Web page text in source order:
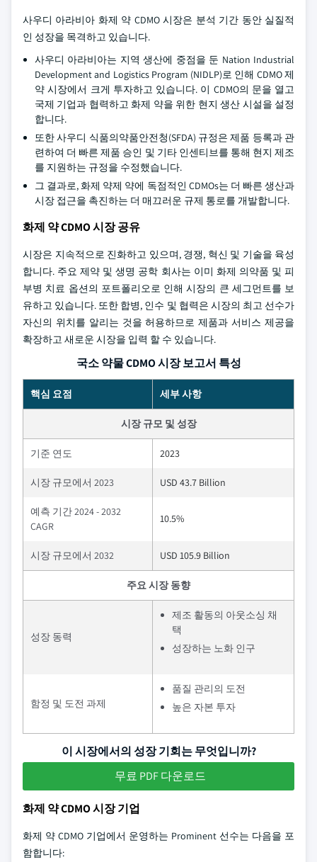
사우디 아라비아 화제 약 CDMO 시장은 분석 기간 동안 실질적
인 성장을 목격하고 있습니다.
사우디 아라비아는 지역 생산에 중점을 둔 Nation Industrial
Development and Logistics Program (NIDLP)로 인해 CDMO 제
약 시장에서 크게 투자하고 있습니다. 이 CDMO의 문을 열고
국제 기업과 협력하고 화제 약을 위한 현지 생산 시설을 설정
합니다.
또한 사우디 식품의약품안전청(SFDA) 규정은 제품 등록과 관
련하여 더 빠른 제품 승인 및 기타 인센티브를 통해 현지 제조
를 지원하는 규정을 수정했습니다.
그 결과로, 화제 약제 약에 독점적인 CDMOs는 더 빠른 생산과
시장 접근을 촉진하는 더 매끄러운 규제 통로를 개발합니다.
화제 약 CDMO 시장 공유
시장은 지속적으로 진화하고 있으며, 경쟁, 혁신 및 기술을 육성
합니다. 주요 제약 및 생명 공학 회사는 이미 화제 의약품 및 피
부병 치료 옵션의 포트폴리오로 인해 시장의 큰 세그먼트를 보
유하고 있습니다. 또한 합병, 인수 및 협력은 시장의 최고 선수가
자신의 위치를 알리는 것을 허용하므로 제품과 서비스 제공을
확장하고 새로운 시장을 입력 할 수 있습니다.
국소 약물 CDMO 시장 보고서 특성
핵심 요점 세부 사항
시장 규모 및 성장
기준 연도 2023
시장 규모에서 2023 USD 43.7 Billion
예측 기간 2024 - 2032
CAGR
10.5%
시장 규모에서 2032 USD 105.9 Billion
주요 시장 동향
성장 동력
제조 활동의 아웃소싱 채
택
성장하는 노화 인구
함정 및 도전 과제
품질 관리의 도전
높은 자본 투자
이 시장에서의 성장 기회는 무엇입니까?
무료 PDF 다운로드
화제 약 CDMO 시장 기업
화제 약 CDMO 기업에서 운영하는 Prominent 선수는 다음을 포
함합니다: